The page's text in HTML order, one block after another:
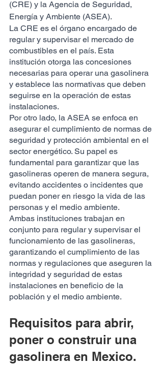
(CRE) y la Agencia de Seguridad,
Energía y Ambiente (ASEA).
La CRE es el órgano encargado de
regular y supervisar el mercado de
combustibles en el país. Esta
institución otorga las concesiones
necesarias para operar una gasolinera
y establece las normativas que deben
seguirse en la operación de estas
instalaciones.
Por otro lado, la ASEA se enfoca en
asegurar el cumplimiento de normas de
seguridad y protección ambiental en el
sector energético. Su papel es
fundamental para garantizar que las
gasolineras operen de manera segura,
evitando accidentes o incidentes que
puedan poner en riesgo la vida de las
personas y el medio ambiente.
Ambas instituciones trabajan en
conjunto para regular y supervisar el
funcionamiento de las gasolineras,
garantizando el cumplimiento de las
normas y regulaciones que aseguren la
integridad y seguridad de estas
instalaciones en beneficio de la
población y el medio ambiente.
Requisitos para abrir,
poner o construir una
gasolinera en Mexico.